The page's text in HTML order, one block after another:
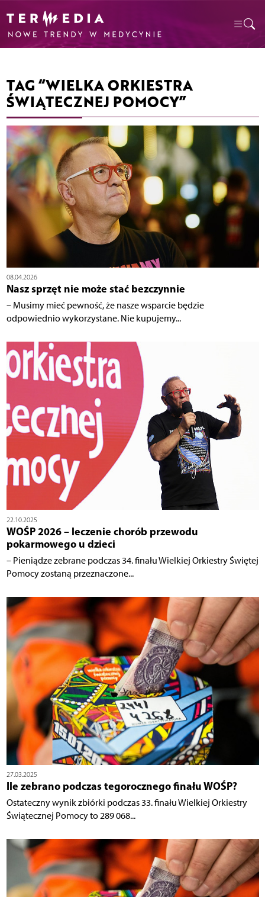
TAG “WIELKA ORKIESTRA
ŚWIĄTECZNEJ POMOCY”
08.04.2026
Nasz sprzęt nie może stać bezczynnie
– Musimy mieć pewność, że nasze wsparcie będzie
odpowiednio wykorzystane. Nie kupujemy...
22.10.2025
WOŚP 2026 – leczenie chorób przewodu
pokarmowego u dzieci
– Pieniądze zebrane podczas 34. finału Wielkiej Orkiestry Świętej
Pomocy zostaną przeznaczone...
27.03.2025
Ile zebrano podczas tegorocznego finału WOŚP?
Ostateczny wynik zbiórki podczas 33. finału Wielkiej Orkiestry
Świątecznej Pomocy to 289 068...